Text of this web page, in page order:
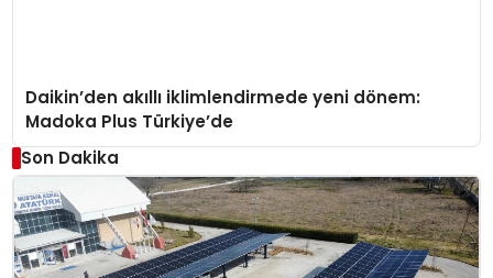
Daikin’den akıllı iklimlendirmede yeni dönem:
Madoka Plus Türkiye’de
Son Dakika